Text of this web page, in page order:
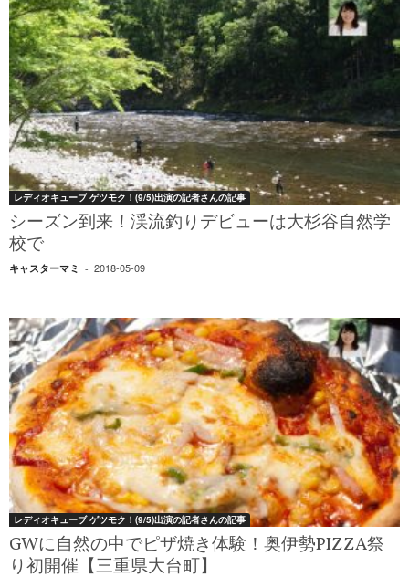
レディオキューブ ゲツモク！(9/5)出演の記者さんの記事
シーズン到来！渓流釣りデビューは大杉谷自然学
校で
キャスターマミ - 2018-05-09
レディオキューブ ゲツモク！(9/5)出演の記者さんの記事
GWに自然の中でピザ焼き体験！奥伊勢PIZZA祭
り初開催【三重県大台町】